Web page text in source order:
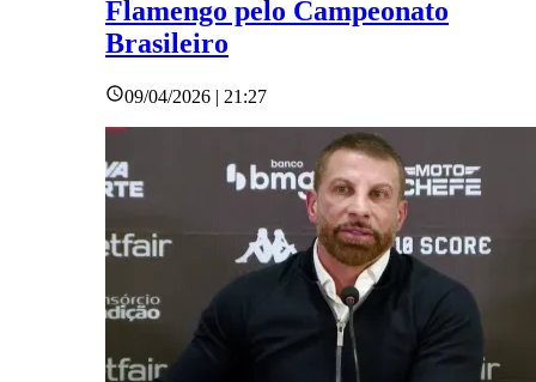
Flamengo pelo Campeonato
Brasileiro
09/04/2026 | 21:27